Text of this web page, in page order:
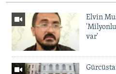
Elvin
var'